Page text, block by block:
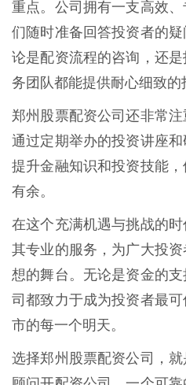
重点。公司拥有一支高效
们随时准备回答投资者的
论是配资流程的咨询，还
务团队都能提供耐心细致的
郑州股票配资公司还非常注
通过定期举办的投资讲座
提升金融知识和投资技能
有余。
在这个充满机遇与挑战的
其专业的服务，为广大投
想的舞台。无论是资金的
司都致力于成为投资者最
市的每一个明天。
选择郑州股票配资公司，